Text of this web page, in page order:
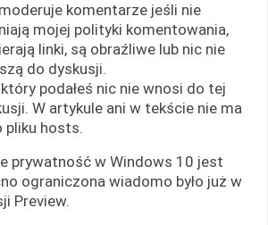
komentarze jeśli nie
mojej polityki komentowania,
linki, są obraźliwe lub nic nie
do dyskusji.
podałeś nic nie wnosi do tej
W artykule ani w tekście nie ma
pliku hosts.
prywatność w Windows 10 jest
ograniczona wiadomo było już w
Preview.